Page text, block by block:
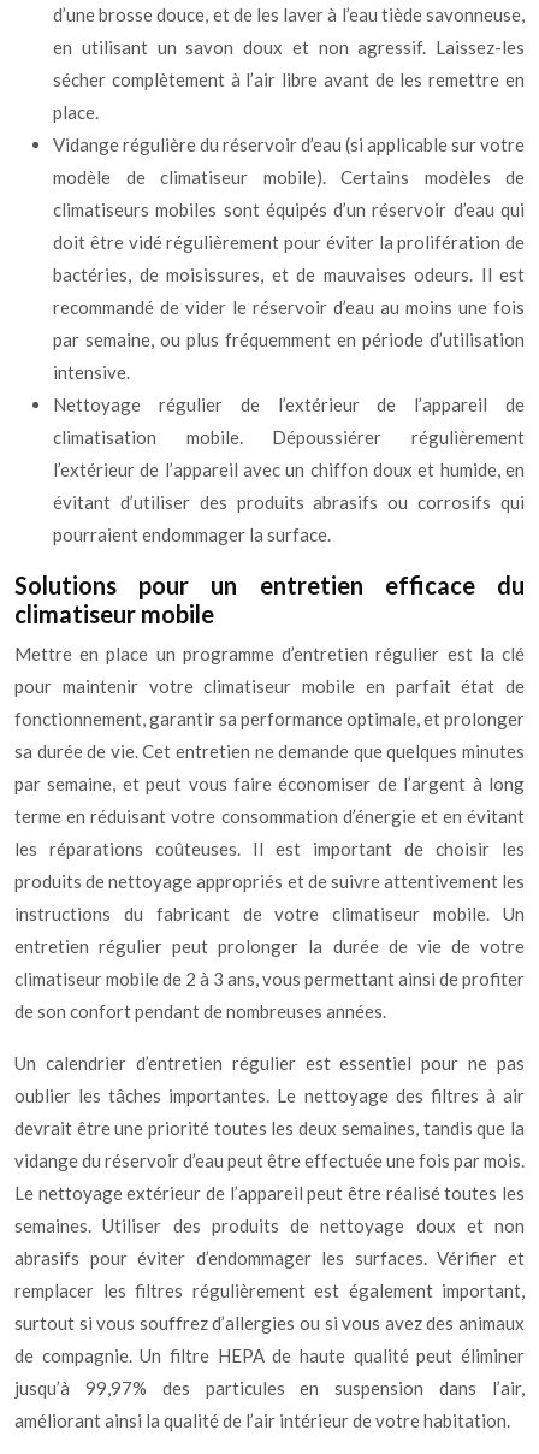
d’une brosse douce, et de les laver à l’eau tiède savonneuse,
en utilisant un savon doux et non agressif. Laissez-les
sécher complètement à l’air libre avant de les remettre en
place.
Vidange régulière du réservoir d’eau (si applicable sur votre
modèle de climatiseur mobile). Certains modèles de
climatiseurs mobiles sont équipés d’un réservoir d’eau qui
doit être vidé régulièrement pour éviter la prolifération de
bactéries, de moisissures, et de mauvaises odeurs. Il est
recommandé de vider le réservoir d’eau au moins une fois
par semaine, ou plus fréquemment en période d’utilisation
intensive.
Nettoyage régulier de l’extérieur de l’appareil de
climatisation mobile. Dépoussiérer régulièrement
l’extérieur de l’appareil avec un chiffon doux et humide, en
évitant d’utiliser des produits abrasifs ou corrosifs qui
pourraient endommager la surface.
Solutions pour un entretien efficace du
climatiseur mobile
Mettre en place un programme d’entretien régulier est la clé
pour maintenir votre climatiseur mobile en parfait état de
fonctionnement, garantir sa performance optimale, et prolonger
sa durée de vie. Cet entretien ne demande que quelques minutes
par semaine, et peut vous faire économiser de l’argent à long
terme en réduisant votre consommation d’énergie et en évitant
les réparations coûteuses. Il est important de choisir les
produits de nettoyage appropriés et de suivre attentivement les
instructions du fabricant de votre climatiseur mobile. Un
entretien régulier peut prolonger la durée de vie de votre
climatiseur mobile de 2 à 3 ans, vous permettant ainsi de profiter
de son confort pendant de nombreuses années.
Un calendrier d’entretien régulier est essentiel pour ne pas
oublier les tâches importantes. Le nettoyage des filtres à air
devrait être une priorité toutes les deux semaines, tandis que la
vidange du réservoir d’eau peut être effectuée une fois par mois.
Le nettoyage extérieur de l’appareil peut être réalisé toutes les
semaines. Utiliser des produits de nettoyage doux et non
abrasifs pour éviter d’endommager les surfaces. Vérifier et
remplacer les filtres régulièrement est également important,
surtout si vous souffrez d’allergies ou si vous avez des animaux
de compagnie. Un filtre HEPA de haute qualité peut éliminer
jusqu’à 99,97% des particules en suspension dans l’air,
améliorant ainsi la qualité de l’air intérieur de votre habitation.